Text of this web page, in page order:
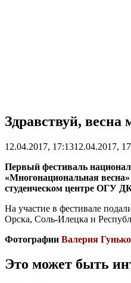
Здравствуй, весна
12.04.2017, 17:1312.04.2017,
Первый фестиваль
«Многонациональная
студенческом центре ОГУ
На участие в фестивале
Орска, Соль-Илецка и
Фотографии Валерия
Это может быть